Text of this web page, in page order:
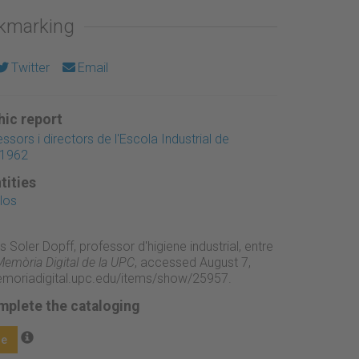
Twitter Email
report
i directors de l'Escola Industrial de
Soler Dopff, professor d'higiene industrial, entre
Digital de la UPC, accessed August 7,
items/show/25957
the cataloging